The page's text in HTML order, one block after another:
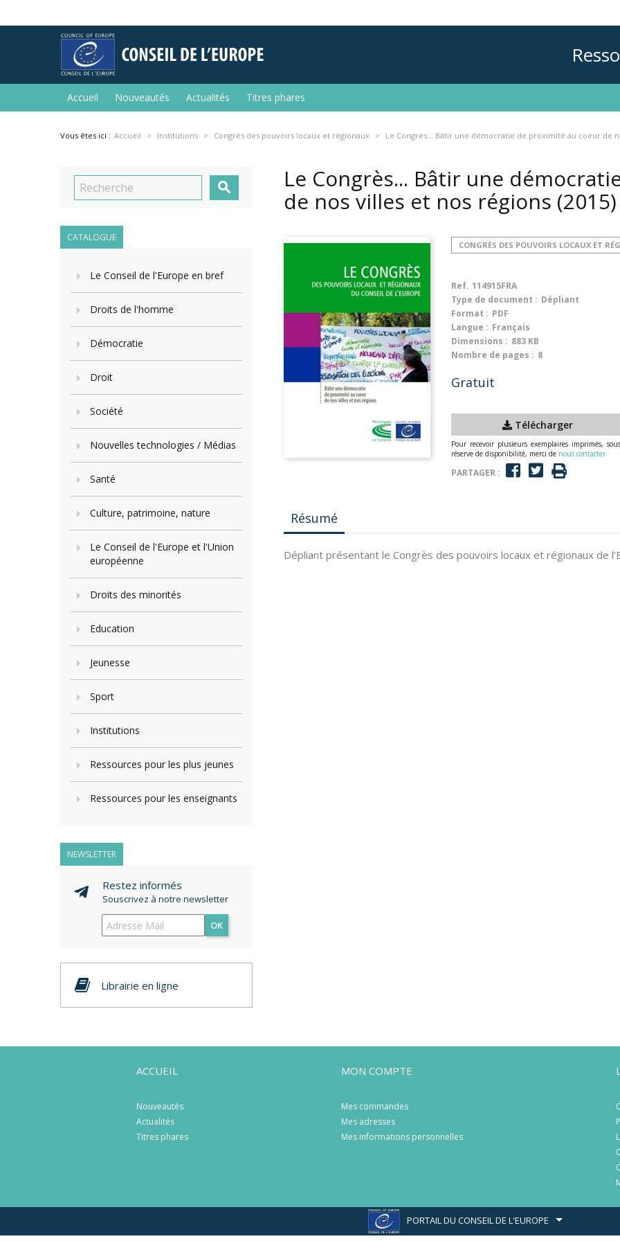
Accueil Nouveautés Actualités Titres phares
Vous êtes ici : Accueil Institutions Congrès des pouvoirs locaux et régionaux Le Congrès... Bâtir une démocratie de proximité au coeur de

CATALOGUE
Le Conseil de l'Europe en bref
Droits de l'homme
Démocratie
Droit
Société
Nouvelles technologies / Médias
Santé
Culture, patrimoine, nature
Le Conseil de l'Europe et l'Union
européenne
Droits des minorités
Education
Jeunesse
Sport
Institutions
Ressources pour les plus jeunes
Ressources pour les enseignants
NEWSLETTER
Restez informés
Souscrivez à notre newsletter
OK
Librairie en ligne
Le Congrès... Bâtir une
de nos villes et nos régions (2015)
CONGRÈS DES POUVOIRS LOCAUX ET
Ref. 114915FRA
Type de document : Dépliant
Format : PDF
Langue : Français
Dimensions : 883 KB
Nombre de pages : 8
Gratuit
Télécharger
Pour recevoir plusieurs exemplaires imprimés, sous
réserve de disponibilité, merci de nous contacter
PARTAGER :
Résumé
Dépliant présentant le Congrès des pouvoirs locaux et régionaux de
ACCUEIL
Nouveautés
Actualités
Titres phares
MON COMPTE
Mes commandes
Mes adresses
Mes informations personnelles
PORTAIL DU CONSEIL DE L'EUROPE